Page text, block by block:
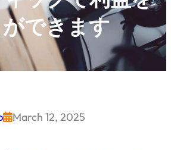
できます
March 12, 2025